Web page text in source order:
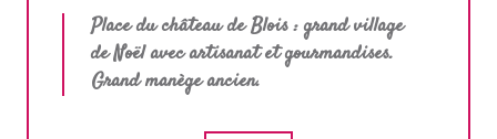
Place du château de Blois : grand village
de Noël avec artisanat et gourmandises.
Grand manège ancien.